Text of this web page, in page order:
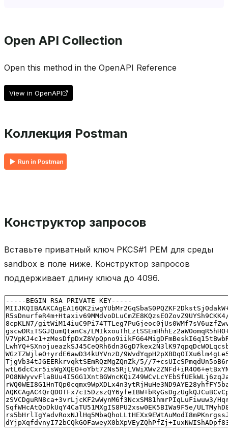
Open API Collection
Open this method in the OpenAPI Reference
View in OpenAPI
Коллекция Postman
Конструктор запросов
Вставьте приватный ключ PKCS#1 PEM для среды
sandbox в поле ниже. Конструктор запросов
поддерживает длину ключа до 4096.